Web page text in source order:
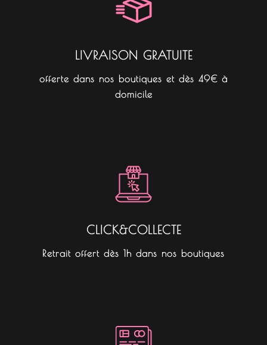
a
m
LIVRAISON GRATUITE
offerte dans nos boutiques et dès 49€ à
domicile
CLICK&COLLECTE
Retrait offert dès 1h dans nos boutiques